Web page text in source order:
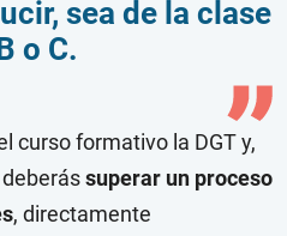
sea de la clase
o C.
curso formativo la DGT y,
superar un proceso
, directamente